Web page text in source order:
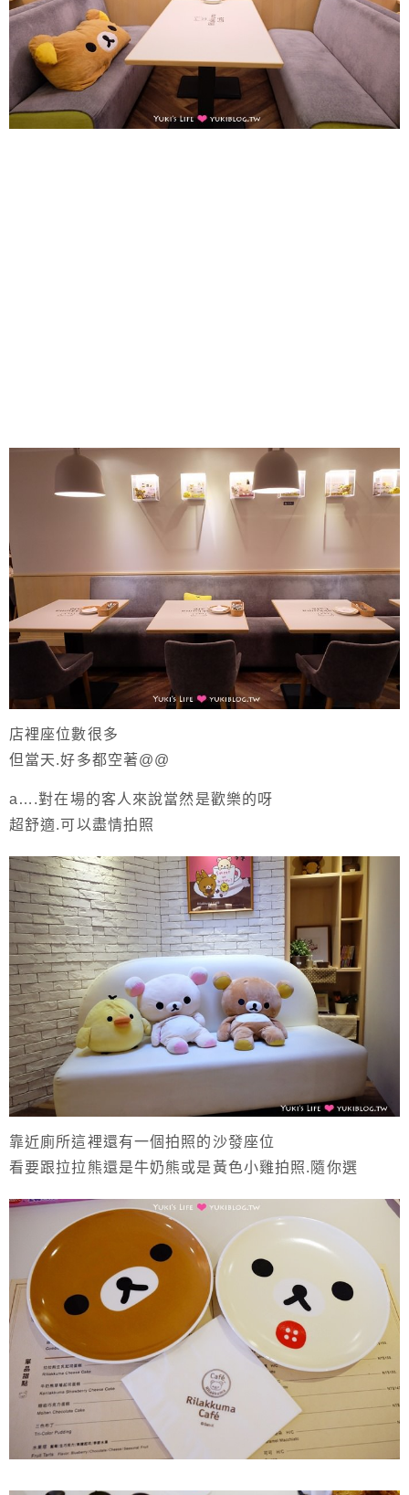
店裡座位數很多
但當天.好多都空著@@
a….對在場的客人來說當然是歡樂的呀
超舒適.可以盡情拍照
靠近廁所這裡還有一個拍照的沙發座位
看要跟拉拉熊還是牛奶熊或是黃色小雞拍照.隨你選